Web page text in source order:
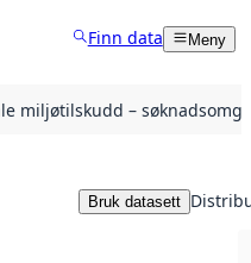
Finn data Meny
miljøtilskudd –
Bruk datasett